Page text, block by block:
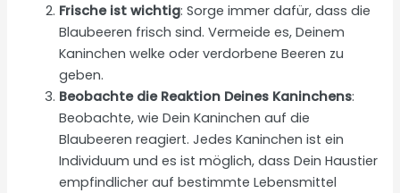
Frische ist wichtig: Sorge immer dafür, dass die
Blaubeeren frisch sind. Vermeide es, Deinem
Kaninchen welke oder verdorbene Beeren zu
geben.
Beobachte die Reaktion Deines Kaninchens:
Beobachte, wie Dein Kaninchen auf die
Blaubeeren reagiert. Jedes Kaninchen ist ein
Individuum und es ist möglich, dass Dein Haustier
empfindlicher auf bestimmte Lebensmittel